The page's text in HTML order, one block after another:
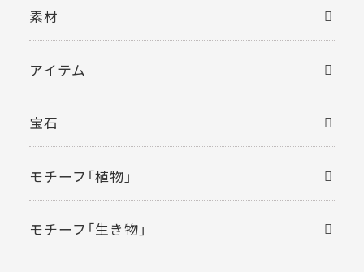
素材
アイテム
宝石
モチーフ「植物」
モチーフ「生き物」